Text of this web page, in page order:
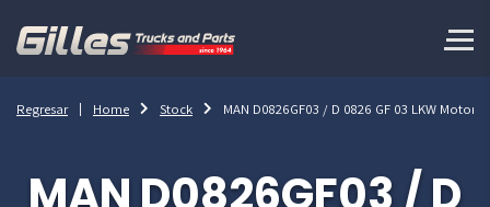
Regresar Home Stock MAN D0826GF03 / D 0826 GF 03 LKW Motor